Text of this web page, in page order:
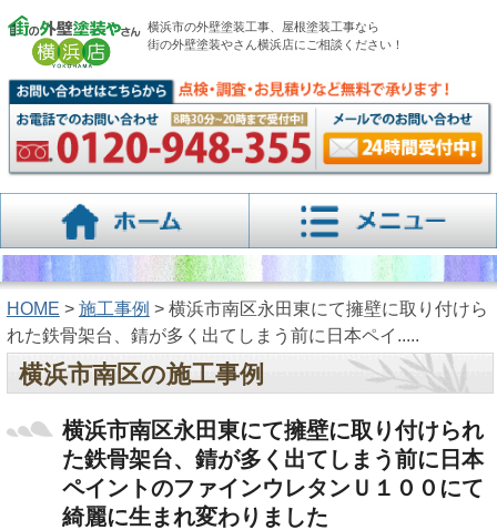
横浜市の外壁塗装工事、屋根塗装工事なら
街の外壁塗装やさん横浜店にご相談ください！
HOME > 施工事例 > 横浜市南区永田東にて擁壁に取り付けら
れた鉄骨架台、錆が多く出てしまう前に日本ペイ.....
横浜市南区の施工事例
横浜市南区永田東にて擁壁に取り付けられ
た鉄骨架台、錆が多く出てしまう前に日本
ペイントのファインウレタンＵ１００にて
綺麗に生まれ変わりました